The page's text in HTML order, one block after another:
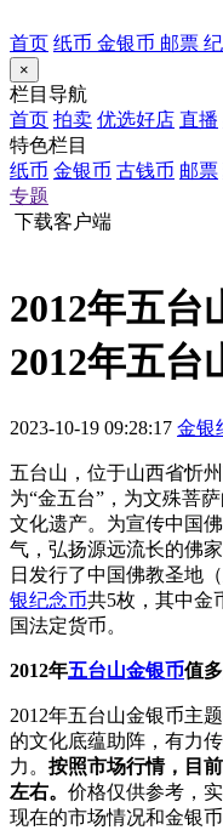
首页 纸币 金银币 邮票
×
栏目导航
首页 拍卖 优选好店 直播
特色栏目
纸币 金银币 古钱币 邮票
专题
下载客户端
2012年五台
2012年五台
2023-10-19 09:28:17 金银
五台山，位于山西省忻
为“金五台”，为文殊菩
文化遗产。为宣传中国
气，弘扬源远流长的佛
日发行了中国佛教圣地
银纪念币共5枚，其中金
国法定货币。
2012年五台山金银币值
2012年五台山金银币主
的文化底蕴助阵，有力
力。 按照市场行情，目
左右。 价格仅供参考，
现在的市场情况和金银